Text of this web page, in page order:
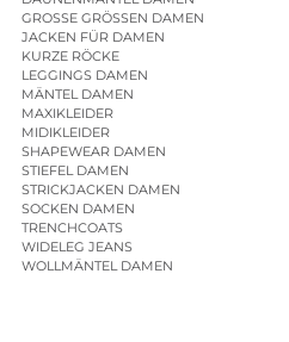
GROSSE GRÖSSEN DAMEN
JACKEN FÜR DAMEN
KURZE RÖCKE
LEGGINGS DAMEN
MÄNTEL DAMEN
MAXIKLEIDER
MIDIKLEIDER
SHAPEWEAR DAMEN
STIEFEL DAMEN
STRICKJACKEN DAMEN
SOCKEN DAMEN
TRENCHCOATS
WIDELEG JEANS
WOLLMÄNTEL DAMEN